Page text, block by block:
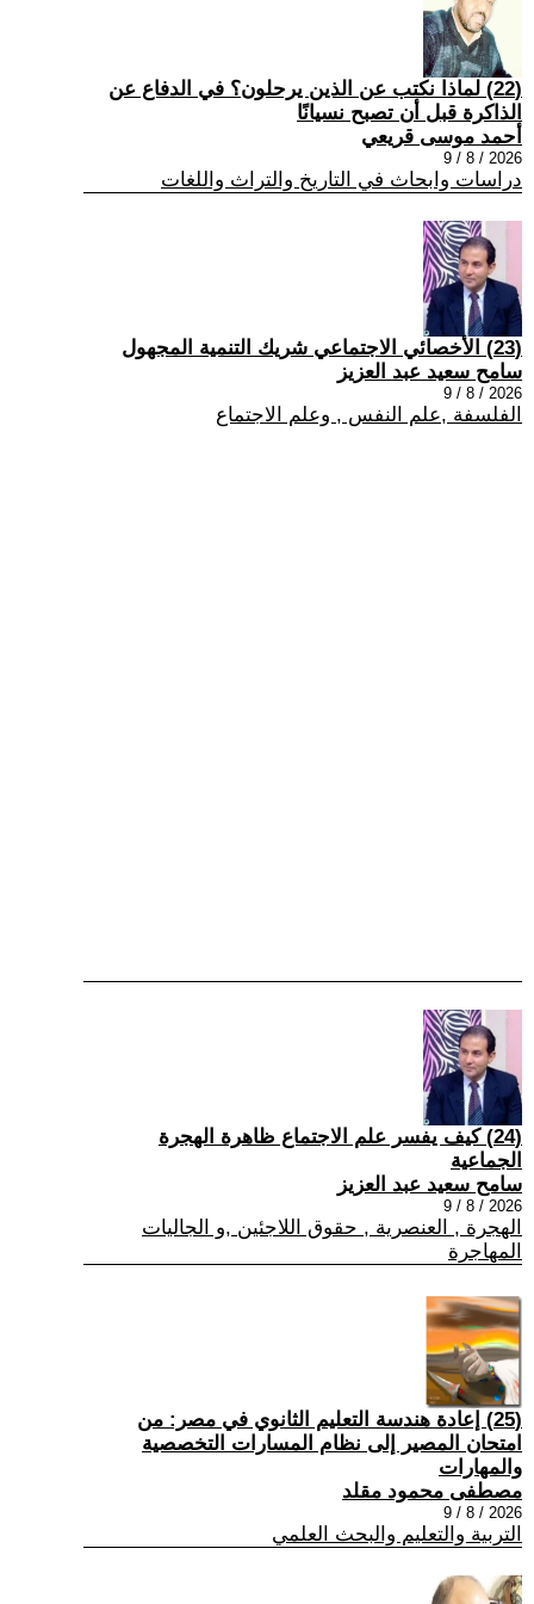
(22) لماذا نكتب عن الذين يرحلون؟ في الدفاع عن
الذاكرة قبل أن تصبح نسيانًا
أحمد موسى قريعي
2026 / 8 / 9
دراسات وابحاث في التاريخ والتراث واللغات
(23) الأخصائي الاجتماعي شريك التنمية المجهول
سامح سعيد عبد العزيز
2026 / 8 / 9
الفلسفة ,علم النفس , وعلم الاجتماع
(24) كيف يفسر علم الاجتماع ظاهرة الهجرة
الجماعية
سامح سعيد عبد العزيز
2026 / 8 / 9
الهجرة , العنصرية , حقوق اللاجئين ,و الجاليات
المهاجرة
(25) إعادة هندسة التعليم الثانوي في مصر: من
امتحان المصير إلى نظام المسارات التخصصية
والمهارات
مصطفى محمود مقلد
2026 / 8 / 9
التربية والتعليم والبحث العلمي